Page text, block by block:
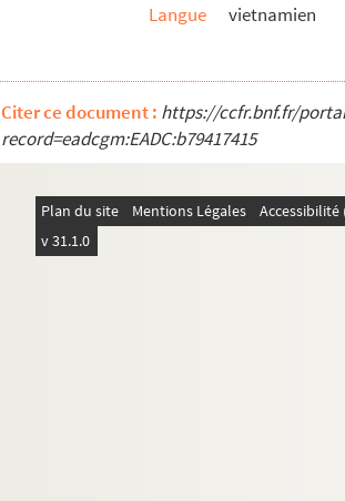
Langue
vietnamien
Citer ce document : https://ccfr.bnf.fr/
record=eadcgm:EADC:b79417415
Plan du site Mentions Légales
v 31.1.0